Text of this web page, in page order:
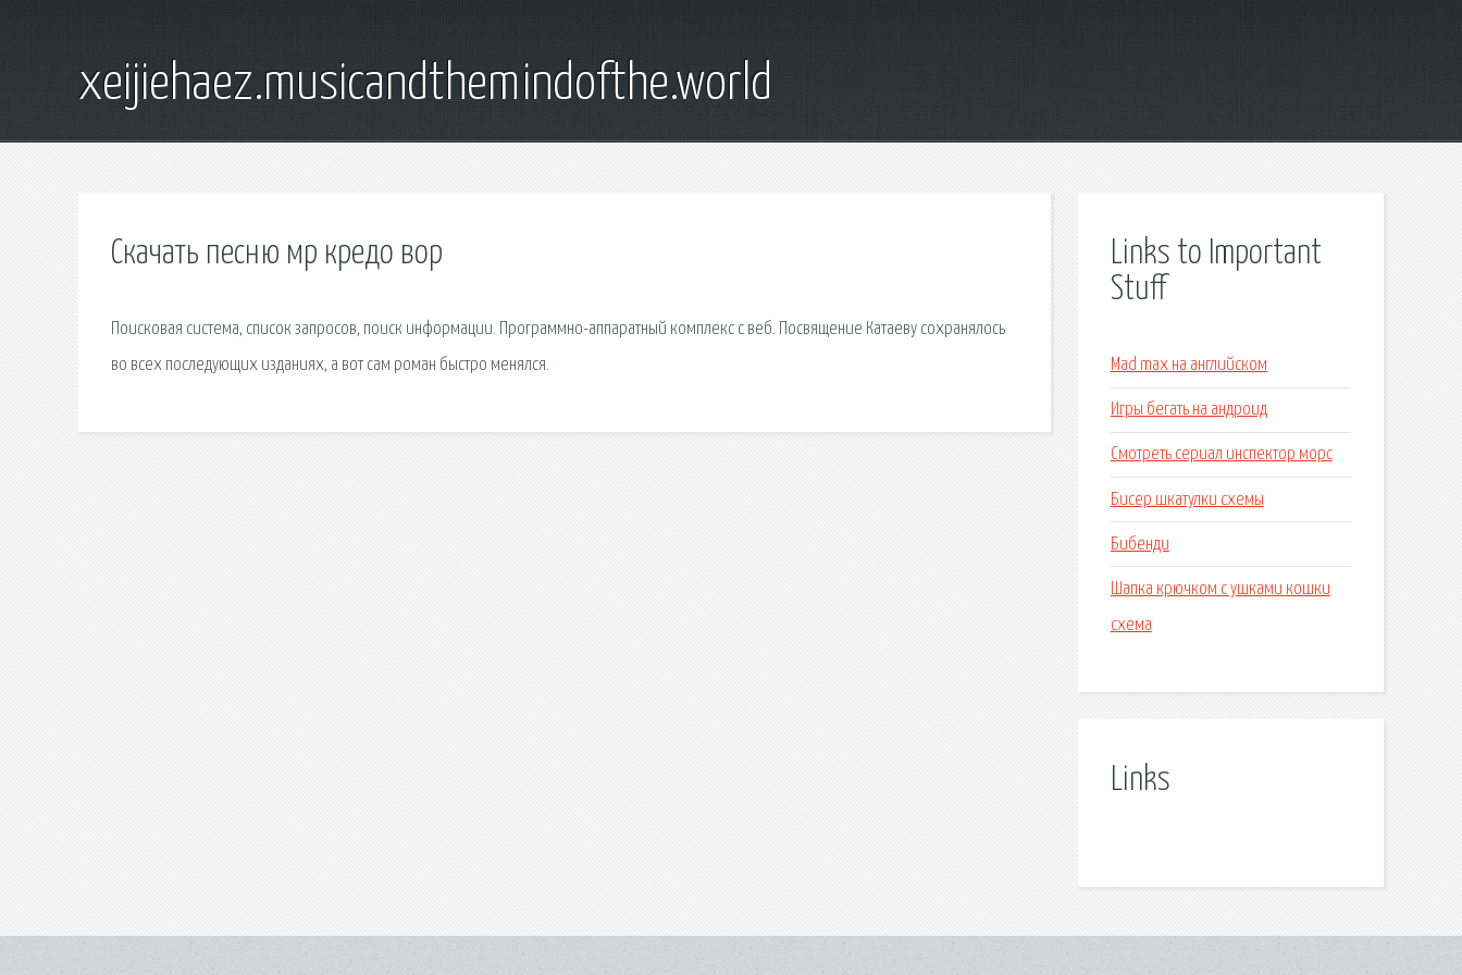
xeijiehaez.musicandthemindofthe.world
Скачать песню мр кредо вор
Поисковая сиcтема, список запросов, поиск информации. Программно-аппаратный комплекс с веб. Посвящение Катаеву сохранялось
во всех последующих изданиях, а вот сам роман быстро менялся.
Links to Important
Stuff
Mad max на английском
Игры бегать на андроид
Смотреть сериал инспектор морс
Бисер шкатулки схемы
Бибенди
Шапка крючком с ушками кошки
схема
Links